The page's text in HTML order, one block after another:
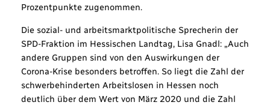
Prozentpunkte zugenommen.
Die sozial- und arbeitsmarktpolitische Sprecherin der
SPD-Fraktion im Hessischen Landtag, Lisa Gnadl: „Auch
andere Gruppen sind von den Auswirkungen der
Corona-Krise besonders betroffen. So liegt die Zahl der
schwerbehinderten Arbeitslosen in Hessen noch
deutlich über dem Wert von März 2020 und die Zahl